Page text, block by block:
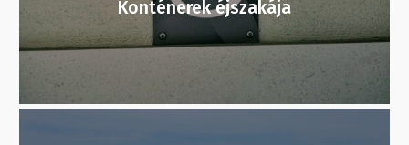
Konténerek éjszakája